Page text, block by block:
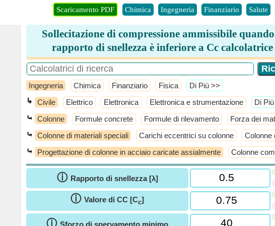
Scaricamento PDF Chimica Ingegneria Finanziario Salute
Sollecitazione di compressione ammissibile
rapporto di snellezza è inferiore a Cc calcolatrice
Ingegneria Chimica Finanziario Fisica ​Di Più >>
↳ Civile Elettrico Elettronica Elettronica e strumentazione ​Di
⤿ Colonne Formule concrete Formule di rilevamento Forza dei
⤿ Colonne di materiali speciali Carichi eccentrici su colonne Colonne
⤿ Progettazione di colonne in acciaio caricate assialmente Colonne
ⓘ Rapporto di snellezza [λ]
ⓘ Valore di CC [Cc]
ⓘ Sforzo di snervamento minimo